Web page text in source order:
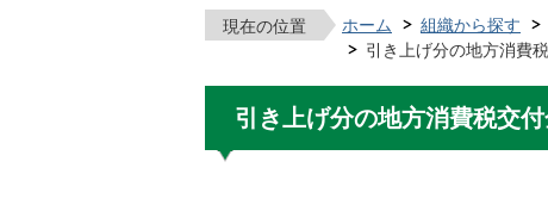
現在の位置 ホーム 組織から探す
引き上げ分の地方消費
引き上げ分の地方消費税交